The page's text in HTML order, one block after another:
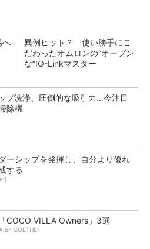
へ
異例ヒット？ 使い勝手にこ
だわったオムロンの“オープン
な”IO-Linkマスター
洗浄、圧倒的な吸引力…今注目
除機
ーシップを発揮し、自分より優れ
する
COCO VILLA Owners」3選
on GOETHE)